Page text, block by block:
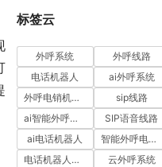
标签云
外呼系统 外呼线路
电话机器人
ai外呼系统
外呼电销机器人
sip线路
ai智能外呼系统
SIP语音线路
ai电话机器人
智能外呼电销机器人
电话机器人外呼
云外呼系统